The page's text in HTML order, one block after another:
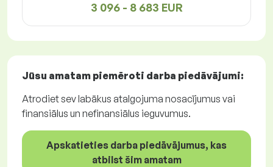
3 096 - 8 683 EUR
Jūsu amatam piemēroti darba piedāvājumi:
Atrodiet sev labākus atalgojuma nosacījumus vai
finansiālus un nefinansiālus ieguvumus.
Apskatieties darba piedāvājumus, kas
atbilst šim amatam